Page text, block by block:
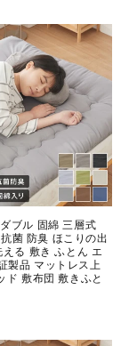
ブル 固綿 三層式
菌 防臭 ほこりの出
る 敷き ふとん エ
製品 マットレス上
ド 敷布団 敷きふと